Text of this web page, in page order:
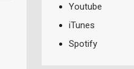
Youtube
iTunes
Spotify